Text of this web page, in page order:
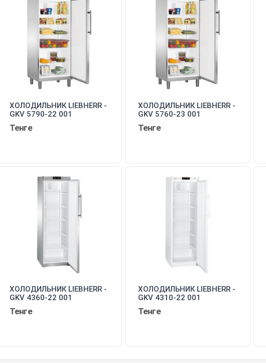
ХОЛОДИЛЬНИК LIEBHERR -
GKV 5790-22 001
Тенге
ХОЛОДИЛЬНИК LIEBHERR -
GKV 5760-23 001
Тенге
ХОЛОДИЛЬНИК LIEBHERR -
GKV 4360-22 001
Тенге
ХОЛОДИЛЬНИК LIEBHERR -
GKV 4310-22 001
Тенге